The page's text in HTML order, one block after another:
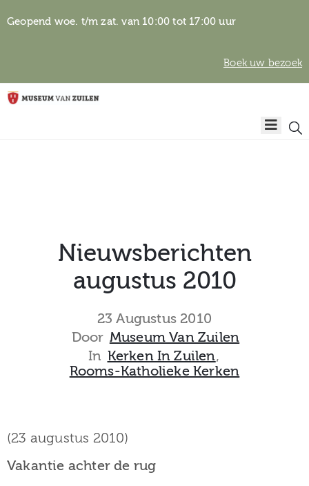
Geopend woe. t/m zat. van 10:00 tot 17:00 uur
Boek uw bezoek
Home
Nieuwsberichten
augustus 2010
23 Augustus 2010
Door Museum Van Zuilen
In Kerken In Zuilen‚
Rooms-Katholieke Kerken
(23 augustus 2010)
Vakantie achter de rug
Algemene